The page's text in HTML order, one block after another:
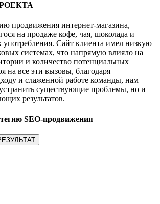
продвижения интернет-магазина,
на продаже кофе, чая, шоколада и
употребления. Сайт клиента имел низкую
системах, что напрямую влияло на
и количество потенциальных
на все эти вызовы, благодаря
и слаженной работе команды, нам
устранить существующие проблемы, но и
результатов.
SEO-продвижения